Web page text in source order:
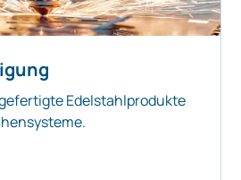
Edelstahlprodukte